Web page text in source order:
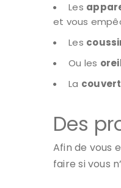
Les
et vous
Les
Ou les
La
Des
Afin de vous
faire si vous